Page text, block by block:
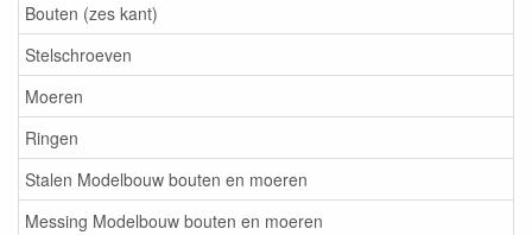
Bouten (zes kant)
Stelschroeven
Moeren
Ringen
Stalen Modelbouw bouten en moeren
Messing Modelbouw bouten en moeren